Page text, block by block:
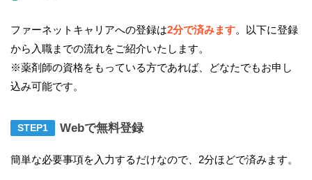
ファーネットキャリアへの登録は2分で済みます。以下に登録
から入職までの流れをご紹介いたします。
※薬剤師の資格をもっている方であれば、どなたでもお申し
込み可能です。
Webで無料登録
簡単な必要事項を入力するだけなので、2分ほどで済みます。